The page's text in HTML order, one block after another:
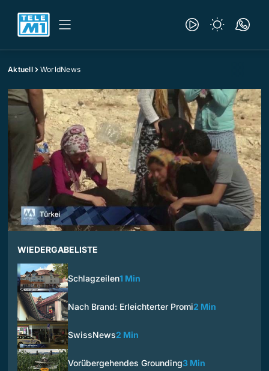
Aktuell WorldNews
WIEDERGABELISTE
Schlagzeilen1 Min
Nach Brand: Erleichterter Promi2 Min
SwissNews2 Min
Vorübergehendes Grounding3 Min